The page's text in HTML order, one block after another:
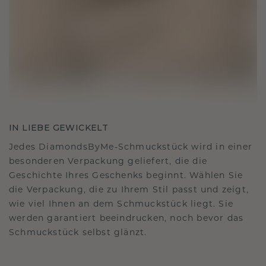
IN LIEBE GEWICKELT
Jedes DiamondsByMe-Schmuckstück wird in einer
besonderen Verpackung geliefert, die die
Geschichte Ihres Geschenks beginnt. Wählen Sie
die Verpackung, die zu Ihrem Stil passt und zeigt,
wie viel Ihnen an dem Schmuckstück liegt. Sie
werden garantiert beeindrucken, noch bevor das
Schmuckstück selbst glänzt.